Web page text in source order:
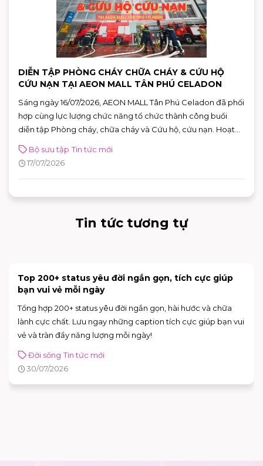
DIỄN TẬP PHÒNG CHÁY CHỮA CHÁY & CỨU HỘ
CỨU NẠN TẠI AEON MALL TÂN PHÚ CELADON
Sáng ngày 16/07/2026, AEON MALL Tân Phú Celadon đã phối
hợp cùng lực lượng chức năng tổ chức thành công buổi
diễn tập Phòng cháy, chữa cháy và Cứu hộ, cứu nạn. Hoạt
huống khẩn cấp, khẳng định cam kết xây dựng môi trường
mua sắm, vui chơi và giải trí an toàn cho mọi khách hàng.
Bộ sưu tập Tin tức mới
17/07/2026
Tin tức tương tự
[NÂNG CẤP CỬA HÀNG] INOCHI FLAGSHIP STORE
CHÍNH THỨC MỞ BÁN
Trải nghiệm không gian mới hiện đại và nhiều nâng với deal
hot lên đến 50% tại INOCHI
Tin tức mới
31/07/2026